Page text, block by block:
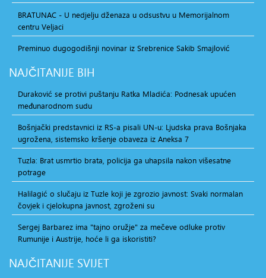
BRATUNAC - U nedjelju dženaza u odsustvu u Memorijalnom
centru Veljaci
Preminuo dugogodišnji novinar iz Srebrenice Sakib Smajlović
NAJČITANIJE BIH
Duraković se protivi puštanju Ratka Mladića: Podnesak upućen
međunarodnom sudu
Bošnjački predstavnici iz RS-a pisali UN-u: Ljudska prava Bošnjaka
ugrožena, sistemsko kršenje obaveza iz Aneksa 7
Tuzla: Brat usmrtio brata, policija ga uhapsila nakon višesatne
potrage
Halilagić o slučaju iz Tuzle koji je zgrozio javnost: Svaki normalan
čovjek i cjelokupna javnost, zgroženi su
Sergej Barbarez ima "tajno oružje" za mečeve odluke protiv
Rumunije i Austrije, hoće li ga iskoristiti?
NAJČITANIJE SVIJET